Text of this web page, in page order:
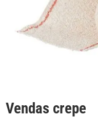
Vendas crepe